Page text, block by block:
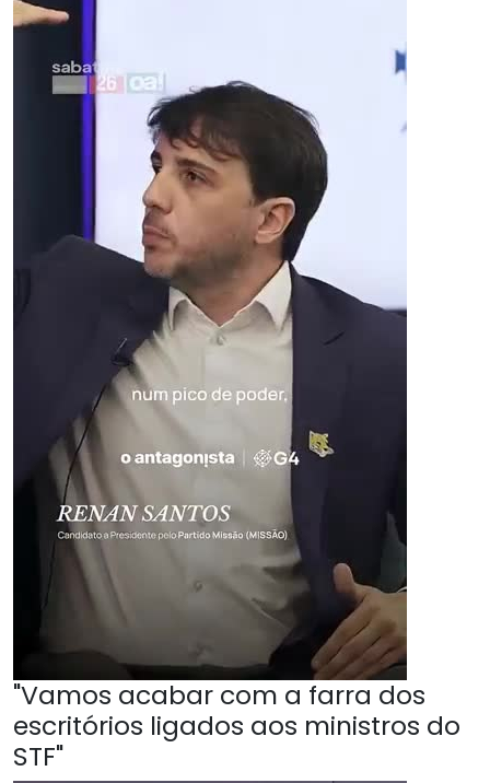
"Vamos acabar com a farra dos
escritórios ligados aos ministros do
STF"